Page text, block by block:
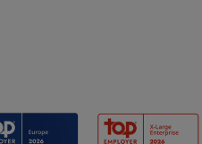
a v rôznych službách
priradiť niekoľko koncových